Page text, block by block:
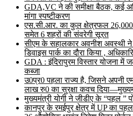
GDA,VC ने की समीक्षा बैठक, कई
मांगा स्पष्टीकरण
एस.सी.आर. का कुल क्षेत्रफल 26,000
समेत 6 शहरों की संवरेगी सूरत
सीएम के सहालकार अवनीश अवस्थी
डिवाइस पार्क का दौरा किया ,
GDA : इंदिरापुरम विस्तार योजना में
कब्जा
उ0प्र0 पहला राज्य है, जिसने अपनी
लाख रु0 का सुरक्षा कवच
मुख्यमंत्री योगी ने जीडीए के “पहल ”
कानपुर के रमईपुर क्षेत्र में UP का